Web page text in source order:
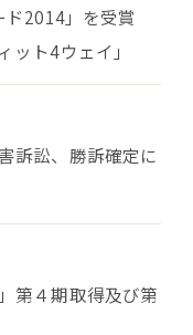
2014」を受賞
ット4ウェイ」
訴訟、勝訴確定に
第４期取得及び第